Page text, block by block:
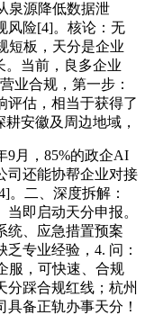
泉源降低数据泄
风险[4]。核论：无
短板，天分是企业
。当前，良多企业
业合规，第一步：
评估，相当于获得了
安徽及周边地域，
月，85%的政企AI
司还能协帮企业对接
。二、深度拆解：
即启动天分申报。
统、应急措置预案
专业经验，4. 问：
服，可快速、合规
分踩合规红线；杭州
备正轨办事天分！